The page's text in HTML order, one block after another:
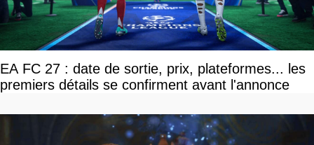
EA FC 27 : date de sortie, prix, plateformes... les
premiers détails se confirment avant l'annonce